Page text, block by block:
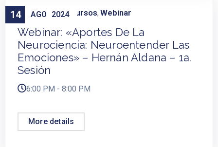
14 AGO 2024
Capacitación, Cursos, Webinar
Webinar: «Aportes De La
Neurociencia: Neuroentender Las
Emociones» – Hernán Aldana – 1a.
Sesión
6:00 PM - 8:00 PM
More details